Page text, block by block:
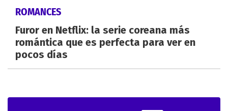
ROMANCES
Furor en Netflix: la serie coreana más
romántica que es perfecta para ver en
pocos días